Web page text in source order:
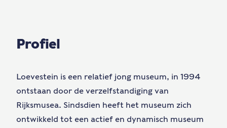
Profiel
Loevestein is een relatief jong museum, in 1994
ontstaan door de verzelfstandiging van
Rijksmusea. Sindsdien heeft het museum zich
ontwikkeld tot een actief en dynamisch museum